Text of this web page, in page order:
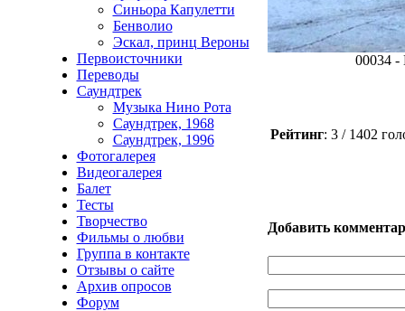
Синьора Капулетти
Бенволио
Эскал, принц Вероны
Первоисточники
Переводы
Саундтрек
Музыка Нино Рота
Саундтрек, 1968
Саундтрек, 1996
Фотогалерея
Видеогалерея
Балет
Тесты
Творчество
Фильмы о любви
Группа в контакте
Отзывы о сайте
Архив опросов
Форум
00034 -
Рейтинг: 3 / 1402
Добавить